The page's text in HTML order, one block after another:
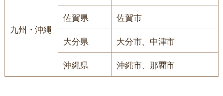
九州・沖縄
佐賀県
佐賀市
大分県
大分市、中津市
沖縄県
沖縄市、那覇市